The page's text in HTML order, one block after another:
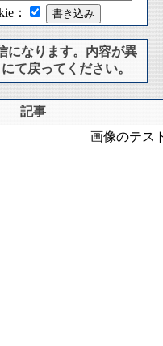
：
になります。内容が異
て戻ってください。
記事
画像のテス